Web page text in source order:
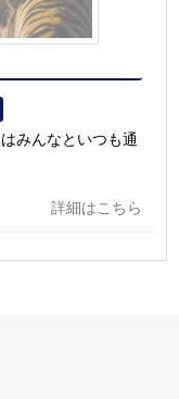
みんなといつも通
詳細はこちら